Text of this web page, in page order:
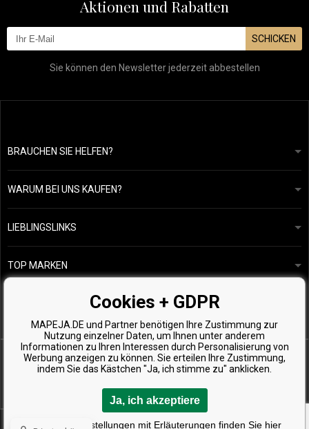
Aktionen und Rabatten
SCHICKEN
Sie können den Newsletter jederzeit abbestellen
BRAUCHEN SIE HELFEN?
info@mapeja.de
Wir werden innerhalb von 24 Stunden antworten.
WARUM BEI UNS KAUFEN?
Allgemeine geschäftsbedingungen
Datenschutzerklärung
Übersicht über Zahlungen und Versand
Rückgabe von Waren
LIEBLINGSLINKS
Unsere Geschichte
Kostenlose Produktproben
TOP MARKEN
Kérastase
Wella Professionals
Zenz Organic
Copyright © 2026 Mapeja.de, Alle Rechte vorbehalten
Cookies + GDPR
MAPEJA.DE und Partner benötigen Ihre Zustimmung zur
Nutzung einzelner Daten, um Ihnen unter anderem
Informationen zu Ihren Interessen durch Personalisierung von
Werbung anzeigen zu können. Sie erteilen Ihre Zustimmung,
indem Sie das Kästchen "Ja, ich stimme zu" anklicken.
Ja, ich akzeptiere
Detaillierte Einstellungen mit Erläuterungen finden Sie hier